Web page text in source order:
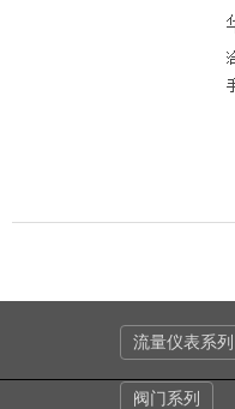
流量仪表系列
阀门系列